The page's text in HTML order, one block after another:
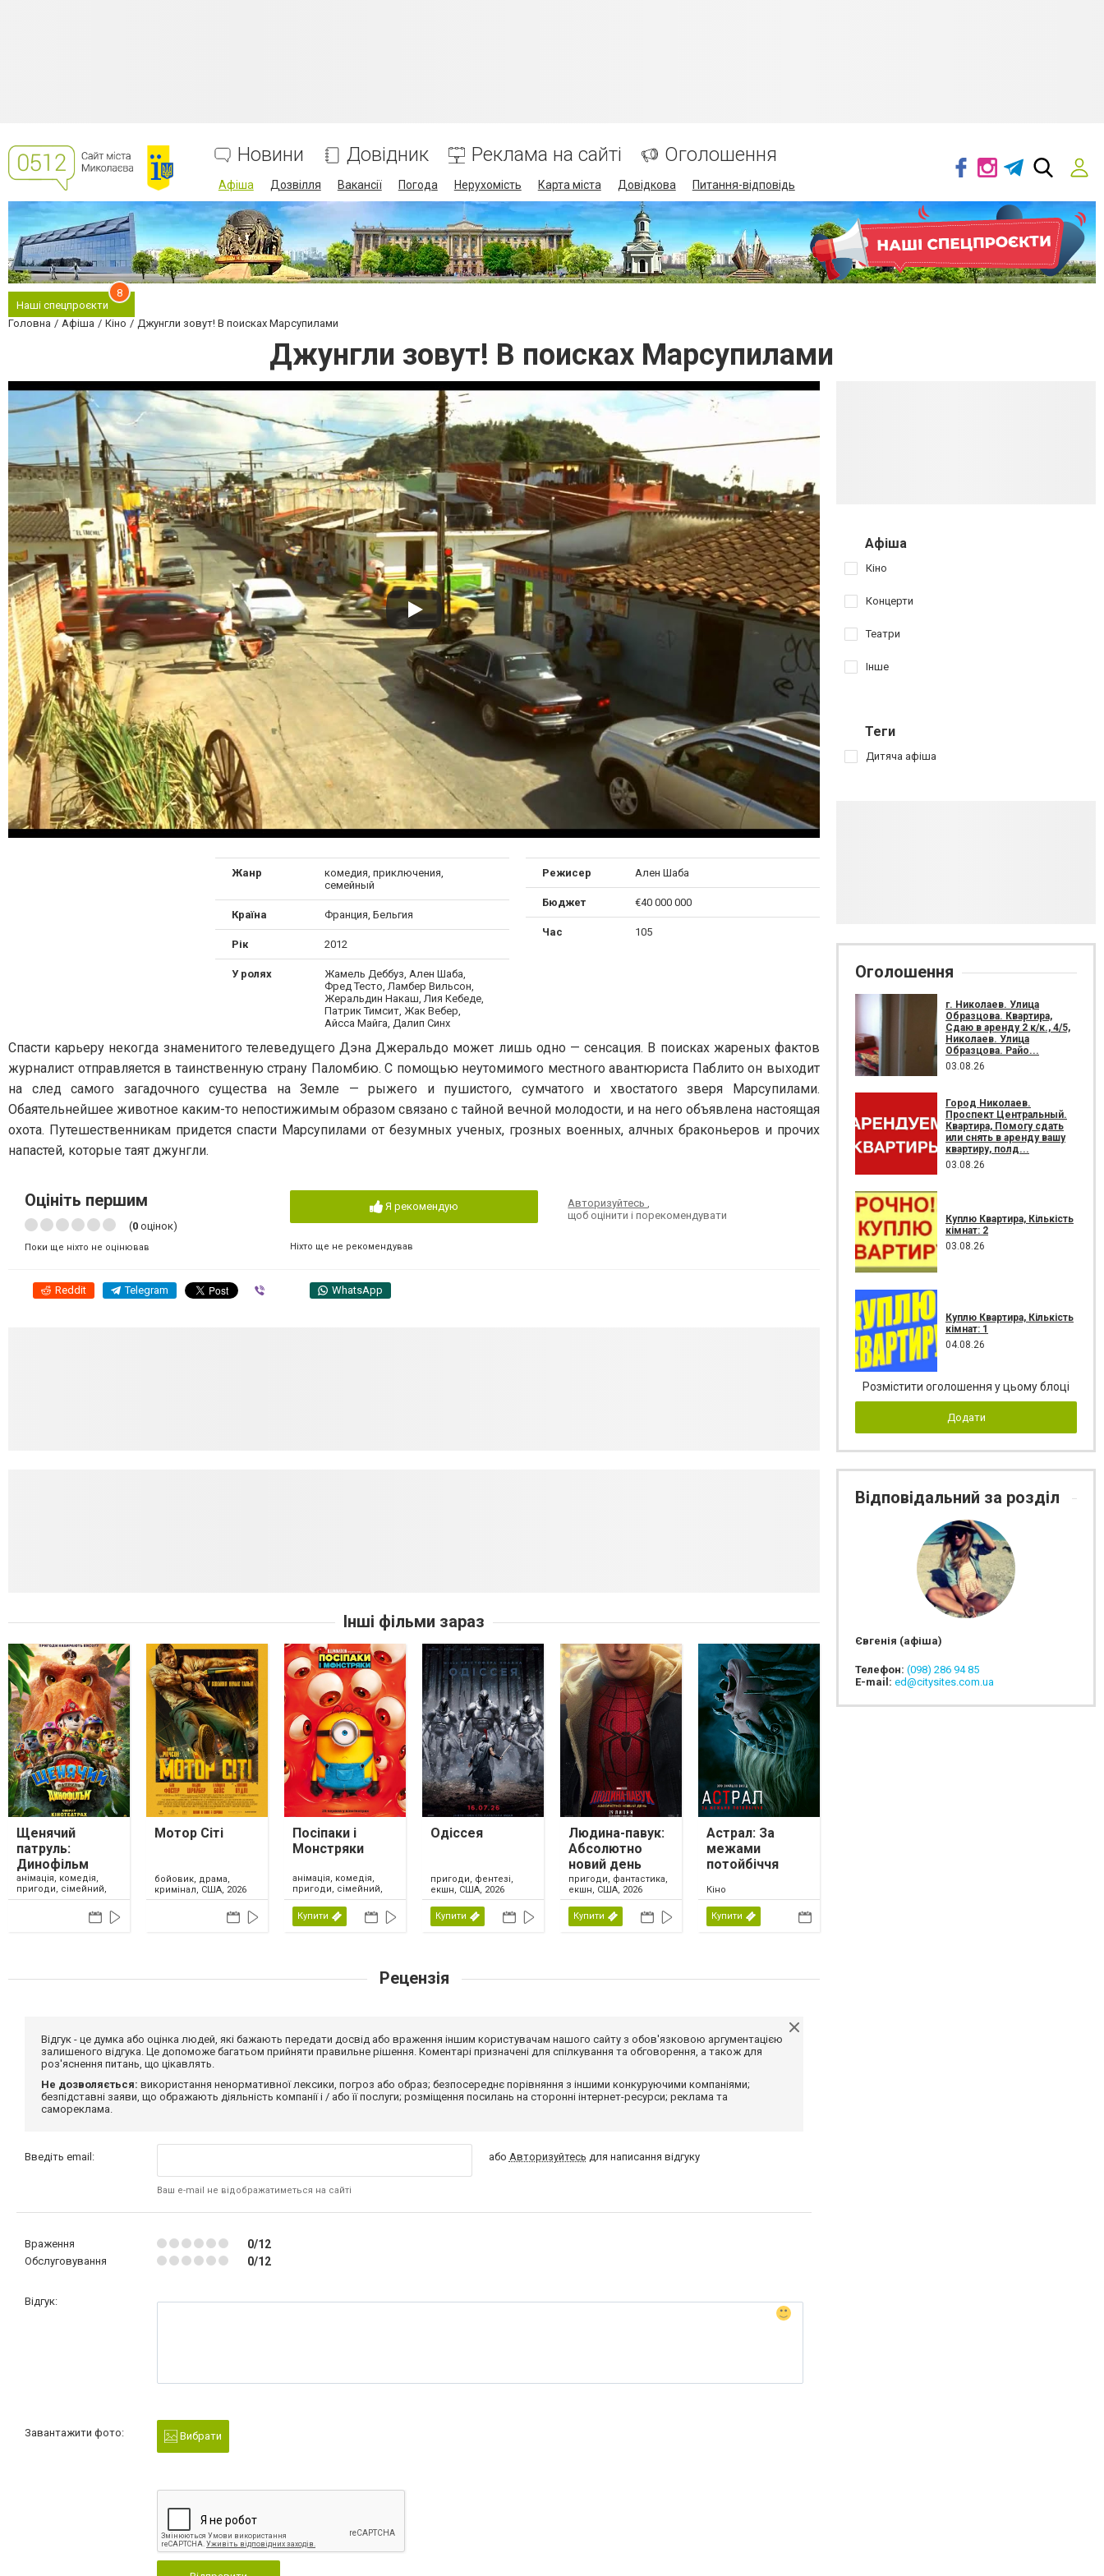
Новини Довідник Реклама на сайті Оголошення
Афіша Дозвілля Вакансії Погода Нерухомість Карта міста Довідкова Питання-відповідь
Наші спецпроєкти
8
Головна Афіша Кіно Джунгли зовут! В поисках Марсупилами
Джунгли зовут! В поисках Марсупилами
Жанр
комедия, приключения,
семейный
Країна Франция, Бельгия
Рік 2012
У ролях
Жамель Деббуз, Ален Шаба,
Фред Тесто, Ламбер Вильсон,
Жеральдин Накаш, Лия Кебеде,
Патрик Тимсит, Жак Вебер,
Айсса Майга, Далип Синх
Режисер Ален Шаба
Бюджет €40 000 000
Час 105
Cпасти карьеру некогда знаменитого телеведущего Дэна Джеральдо может лишь одно — сенсация. В поисках жареных фактов
журналист отправляется в таинственную страну Паломбию. С помощью неутомимого местного авантюриста Паблито он выходит
на след самого загадочного существа на Земле — рыжего и пушистого, сумчатого и хвостатого зверя Марсупилами.
Обаятельнейшее животное каким-то непостижимым образом связано с тайной вечной молодости, и на него объявлена настоящая
охота. Путешественникам придется спасти Марсупилами от безумных ученых, грозных военных, алчных браконьеров и прочих
напастей, которые таят джунгли.
Оцініть першим
(0 оцінок)
Поки ще ніхто не оцінював
Я рекомендую
Ніхто ще не рекомендував
Авторизуйтесь
щоб оцінити і порекомендувати
Reddit Telegram WhatsApp
Інші фільми зараз
Щенячий
патруль:
Динофільм
анімація, комедія,
пригоди, сімейний,
США, 2026
Мотор Сіті
бойовик, драма,
кримінал, США, 2026
Посіпаки і
Монстряки
анімація, комедія,
пригоди, сімейний,
США, 2026
Купити
Одіссея
пригоди, фентезі,
екшн, США, 2026
Купити
Людина-павук:
Абсолютно
новий день
пригоди, фантастика,
екшн, США, 2026
Купити
Астрал: За
межами
потойбіччя
Кіно
Купити
Рецензія
Відгук - це думка або оцінка людей, які бажають передати досвід або враження іншим користувачам нашого сайту з обов'язковою аргументацією
залишеного відгука. Це допоможе багатьом прийняти правильне рішення. Коментарі призначені для спілкування та обговорення, а також для
роз'яснення питань, що цікавлять.
Не дозволяється: використання ненормативної лексики, погроз або образ; безпосереднє порівняння з іншими конкуруючими компаніями;
безпідставні заяви, що ображають діяльність компанії і / або її послуги; розміщення посилань на сторонні інтернет-ресурси; реклама та
самореклама.
Введіть email:
Ваш e-mail не відображатиметься на сайті
або Авторизуйтесь для написання відгуку
Враження 0/12
Обслуговування 0/12
Відгук:
Завантажити фото: Вибрати
Афіша
Кіно
Концерти
Театри
Інше
Теги
Дитяча афіша
Оголошення
г. Николаев. Улица
Образцова. Квартира,
Сдаю в аренду 2 к/к., 4/5,
Николаев. Улица
Образцова. Райо...
03.08.26
Город Николаев.
Проспект Центральный.
Квартира, Помогу сдать
или снять в аренду вашу
квартиру, полд...
03.08.26
Куплю Квартира, Кількість
кімнат: 2
03.08.26
Куплю Квартира, Кількість
кімнат: 1
04.08.26
Розмістити оголошення у цьому блоці
Додати
Відповідальний за розділ
Євгенія (афіша)
Телефон: (098) 286 94 85
E-mail: ed@citysites.com.ua